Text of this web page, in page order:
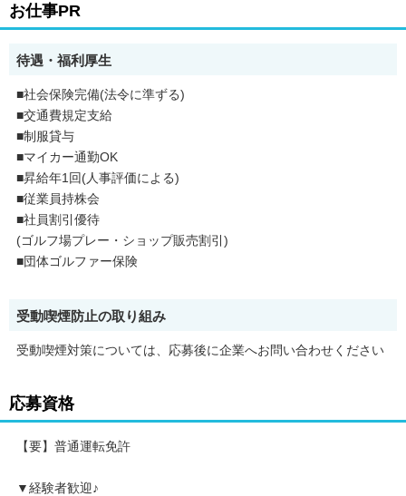
お仕事PR
待遇・福利厚生
■社会保険完備(法令に準ずる)
■交通費規定支給
■制服貸与
■マイカー通勤OK
■昇給年1回(人事評価による)
■従業員持株会
■社員割引優待
(ゴルフ場プレー・ショップ販売割引)
■団体ゴルファー保険
受動喫煙防止の取り組み
受動喫煙対策については、応募後に企業へお問い合わせください
応募資格
【要】普通運転免許
▼経験者歓迎♪